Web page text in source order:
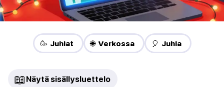
🥳 Juhlat 🌐 Verkossa 🎈 Juhla
📖 Näytä sisällysluettelo